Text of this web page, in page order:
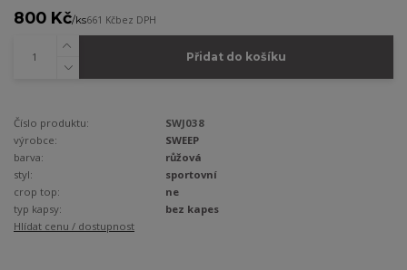
800 Kč/ks661 Kčbez DPH
Přidat do košíku
Číslo produktu:
SWJ038
výrobce:
SWEEP
barva:
růžová
styl:
sportovní
crop top:
ne
typ kapsy:
bez kapes
Hlídat cenu / dostupnost